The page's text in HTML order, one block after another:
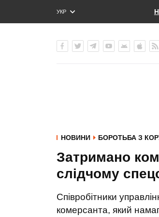
УКР
ENG
НОВИНИ БОРОТЬБА З
Затримано
слідчому
Співробітники
комерсанта, який